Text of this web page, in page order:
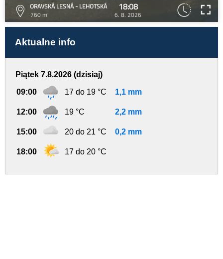
ORAVSKÁ LESNÁ - LEHOTSKÁ
760 m
18:08
6. 8. 2026
Aktualne info
Piątek 7.8.2026 (dzisiaj)
09:00 17 do 19 °C 1,1 mm
12:00 19 °C 2,2 mm
15:00 20 do 21 °C 0,2 mm
18:00 17 do 20 °C